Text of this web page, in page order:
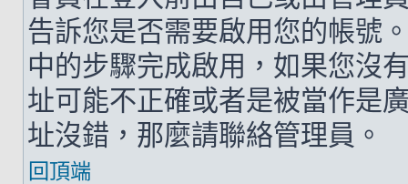
告訴您是否需要啟用您的帳號
中的步驟完成啟用，如果您沒
址可能不正確或者是被當作是
址沒錯，那麼請聯絡管理員。
回頂端